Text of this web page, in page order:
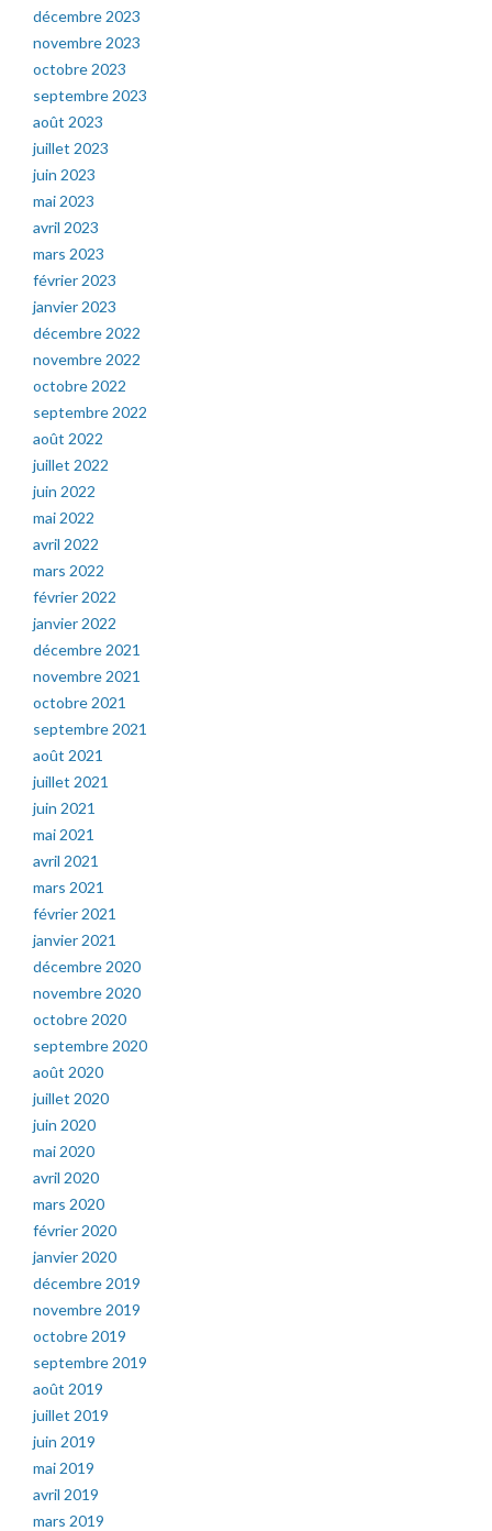
décembre 2023
novembre 2023
octobre 2023
septembre 2023
août 2023
juillet 2023
juin 2023
mai 2023
avril 2023
mars 2023
février 2023
janvier 2023
décembre 2022
novembre 2022
octobre 2022
septembre 2022
août 2022
juillet 2022
juin 2022
mai 2022
avril 2022
mars 2022
février 2022
janvier 2022
décembre 2021
novembre 2021
octobre 2021
septembre 2021
août 2021
juillet 2021
juin 2021
mai 2021
avril 2021
mars 2021
février 2021
janvier 2021
décembre 2020
novembre 2020
octobre 2020
septembre 2020
août 2020
juillet 2020
juin 2020
mai 2020
avril 2020
mars 2020
février 2020
janvier 2020
décembre 2019
novembre 2019
octobre 2019
septembre 2019
août 2019
juillet 2019
juin 2019
mai 2019
avril 2019
mars 2019